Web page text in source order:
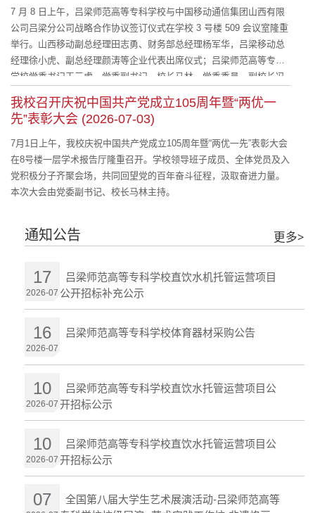
7 月 8 日上午，吕梁师范高等专科学校与中国移动通信集团山西有限
公司吕梁分公司战略合作协议签订仪式在学校 3 号楼 509 会议室隆重
举行。山西移动副总经理田志勇、财务部总经理杨军华，吕梁移动总
经理徐小虎、副总经理颜涛等企业代表出席仪式；吕梁师范高等专科
学校党委书记王三虎，党委副书记、校长马林，党委委员、副校长冯
式。
我校召开庆祝中国共产党成立105周年暨“两优一
先”表彰大会 (2026-07-03)
7月1日上午，我校庆祝中国共产党成立105周年暨“两优一先”表彰大会
在8号楼一层学术报告厅隆重召开。学校领导班子成员、全体党员及入
党积极分子齐聚会场，共同回望党的百年奋斗征程，汲取奋进力量。
本次大会由党委副书记、校长马林主持。
通知公告 更多>
17
2026-07
吕梁师范高等专科学校直饮水机托管运营项目
公开招标补充公示
16
2026-07
吕梁师范高等专科学校体育器材采购公告
10
2026-07
吕梁师范高等专科学校直饮水托管运营项目公
开招标公示
10
2026-07
吕梁师范高等专科学校直饮水托管运营项目公
开招标公示
07
全国第八届大学生艺术展演活动-吕梁师范高等